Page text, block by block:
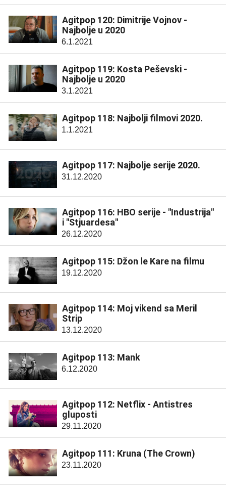
Agitpop 120: Dimitrije Vojnov -
Najbolje u 2020
6.1.2021
Agitpop 119: Kosta Peševski -
Najbolje u 2020
3.1.2021
Agitpop 118: Najbolji filmovi 2020.
1.1.2021
Agitpop 117: Najbolje serije 2020.
31.12.2020
Agitpop 116: HBO serije - "Industrija"
i "Stjuardesa"
26.12.2020
Agitpop 115: Džon le Kare na filmu
19.12.2020
Agitpop 114: Moj vikend sa Meril
Strip
13.12.2020
Agitpop 113: Mank
6.12.2020
Agitpop 112: Netflix - Antistres
gluposti
29.11.2020
Agitpop 111: Kruna (The Crown)
23.11.2020